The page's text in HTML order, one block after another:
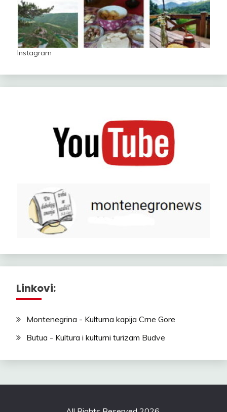
Instagram
Linkovi:
Montenegrina - Kulturna kapija Crne Gore
Butua - Kultura i kulturni turizam Budve